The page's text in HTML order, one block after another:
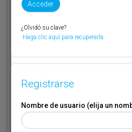
teléfono 944 400 000 y se lo
Por favor indique que ha leído y está de
¿Olvidó su clave?
Haga clic aquí para recuperarla.
Registrarse
Nombre de usuario (elija un